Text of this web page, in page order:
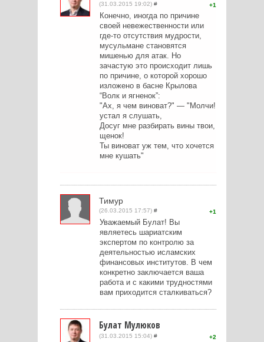
(31.03.2015 19:02) # 1
Конечно, иногда по причине
своей невежественности или
где-то отсутствия мудрости,
мусульмане становятся
мишенью для атак. Но
зачастую это происходит лишь
по причине, о которой хорошо
изложено в басне Крылова
“Волк и ягненок”:
"Ах, я чем виноват?" — "Молчи!
устал я слушать,
Досуг мне разбирать вины твои,
щенок!
Ты виноват уж тем, что хочется
мне кушать"
Тимур
(26.03.2015 17:57) # 1
Уважаемый Булат! Вы
являетесь шариатским
экспертом по контролю за
деятельностью исламских
финансовых институтов. В чем
конкретно заключается ваша
работа и с какими трудностями
вам приходится сталкиваться?
Булат Мулюков
(31.03.2015 15:04) # 2